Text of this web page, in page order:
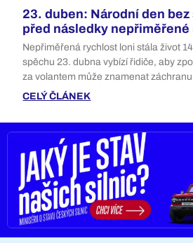
23. duben: Národní den
před následky
Nepřiměřená rychlost loni stála život
spěchu 23. dubna vybízí řidiče, aby
za volantem může znamenat
CELÝ ČLÁNEK